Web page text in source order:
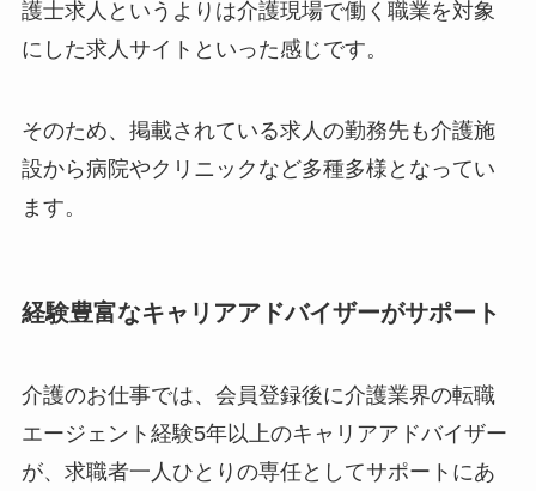
護士求人というよりは介護現場で働く職業を対象
にした求人サイトといった感じです。
そのため、掲載されている求人の勤務先も介護施
設から病院やクリニックなど多種多様となってい
ます。
経験豊富なキャリアアドバイザーがサポート
介護のお仕事では、会員登録後に介護業界の転職
エージェント経験5年以上のキャリアアドバイザー
が、求職者一人ひとりの専任としてサポートにあ